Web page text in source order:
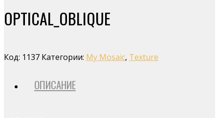
OPTICAL_OBLIQUE
Код: 1137 Категории: My Mosaic, Texture
ОПИСАНИЕ